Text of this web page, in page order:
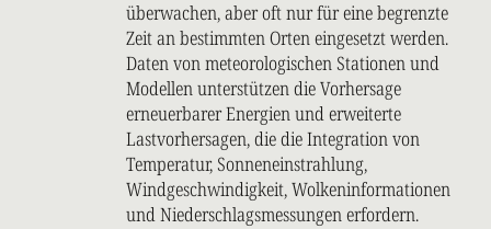
überwachen, aber oft nur für eine begrenzte
Zeit an bestimmten Orten eingesetzt werden.
Daten von meteorologischen Stationen und
Modellen unterstützen die Vorhersage
erneuerbarer Energien und erweiterte
Lastvorhersagen, die die Integration von
Temperatur, Sonneneinstrahlung,
Windgeschwindigkeit, Wolkeninformationen
und Niederschlagsmessungen erfordern.